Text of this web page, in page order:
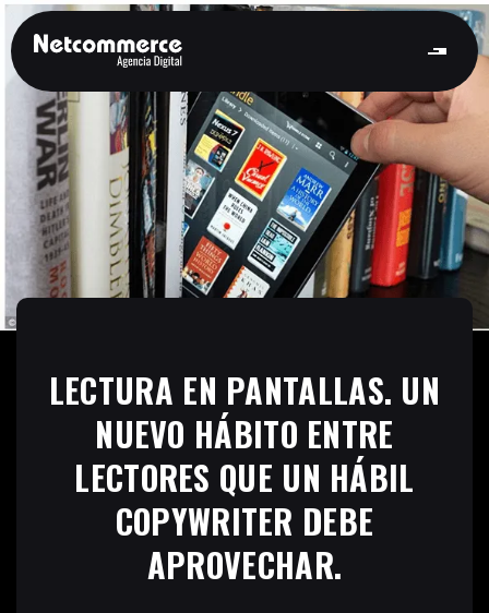
LECTURA EN PANTALLAS. UN
NUEVO HÁBITO ENTRE
LECTORES QUE UN HÁBIL
COPYWRITER DEBE
APROVECHAR.